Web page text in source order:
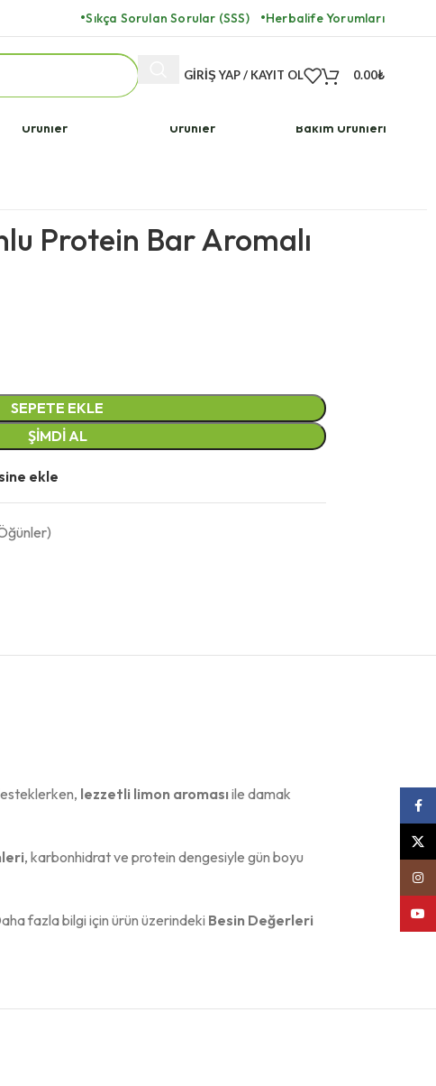
Sıkça Sorulan Sorular (SSS) Herbalife Yorumları
GIRIŞ YAP / KAYIT OL 0.00₺
Ürünler
Ürünler
Bakım Ürünleri
Protein Bar Aromalı
SEPETE EKLE
ŞIMDI AL
ekle
lezzetli limon aroması ile damak
, karbonhidrat ve protein dengesiyle gün boyu
fazla bilgi için ürün üzerindeki Besin Değerleri